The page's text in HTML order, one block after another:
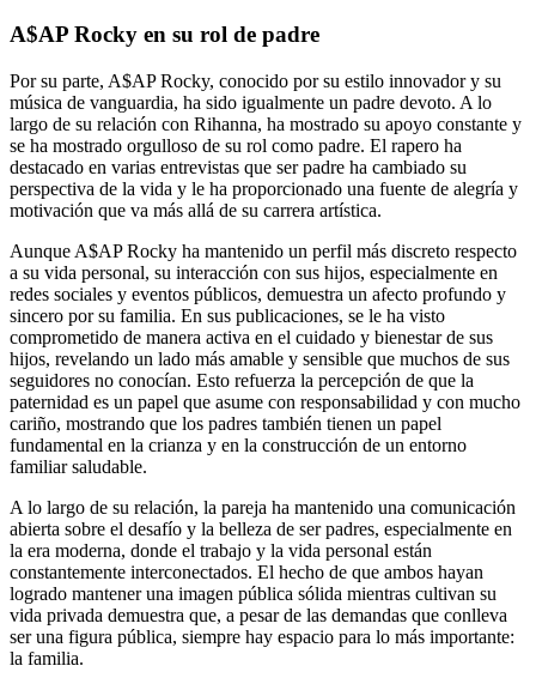
A$AP Rocky en su rol de padre
Por su parte, A$AP Rocky, conocido por su estilo innovador y su
música de vanguardia, ha sido igualmente un padre devoto. A lo
largo de su relación con Rihanna, ha mostrado su apoyo constante y
se ha mostrado orgulloso de su rol como padre. El rapero ha
destacado en varias entrevistas que ser padre ha cambiado su
perspectiva de la vida y le ha proporcionado una fuente de alegría y
motivación que va más allá de su carrera artística.
Aunque A$AP Rocky ha mantenido un perfil más discreto respecto
a su vida personal, su interacción con sus hijos, especialmente en
redes sociales y eventos públicos, demuestra un afecto profundo y
sincero por su familia. En sus publicaciones, se le ha visto
comprometido de manera activa en el cuidado y bienestar de sus
hijos, revelando un lado más amable y sensible que muchos de sus
seguidores no conocían. Esto refuerza la percepción de que la
paternidad es un papel que asume con responsabilidad y con mucho
cariño, mostrando que los padres también tienen un papel
fundamental en la crianza y en la construcción de un entorno
familiar saludable.
A lo largo de su relación, la pareja ha mantenido una comunicación
abierta sobre el desafío y la belleza de ser padres, especialmente en
la era moderna, donde el trabajo y la vida personal están
constantemente interconectados. El hecho de que ambos hayan
logrado mantener una imagen pública sólida mientras cultivan su
vida privada demuestra que, a pesar de las demandas que conlleva
ser una figura pública, siempre hay espacio para lo más importante:
la familia.